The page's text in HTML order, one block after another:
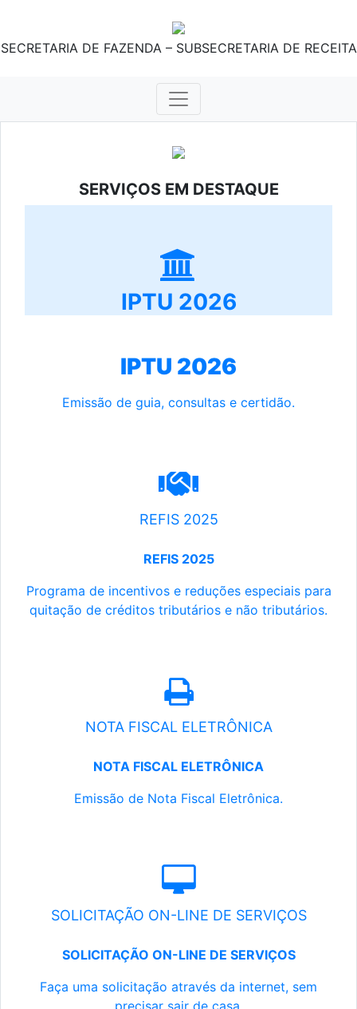
SECRETARIA DE FAZENDA – SUBSECRETARIA DE RECEITA
SERVIÇOS EM DESTAQUE
IPTU 2026
IPTU 2026
Emissão de guia, consultas e certidão.
REFIS 2025
REFIS 2025
Programa de incentivos e reduções especiais para
quitação de créditos tributários e não tributários.
NOTA FISCAL ELETRÔNICA
NOTA FISCAL ELETRÔNICA
Emissão de Nota Fiscal Eletrônica.
SOLICITAÇÃO ON-LINE DE SERVIÇOS
SOLICITAÇÃO ON-LINE DE SERVIÇOS
Faça uma solicitação através da internet, sem